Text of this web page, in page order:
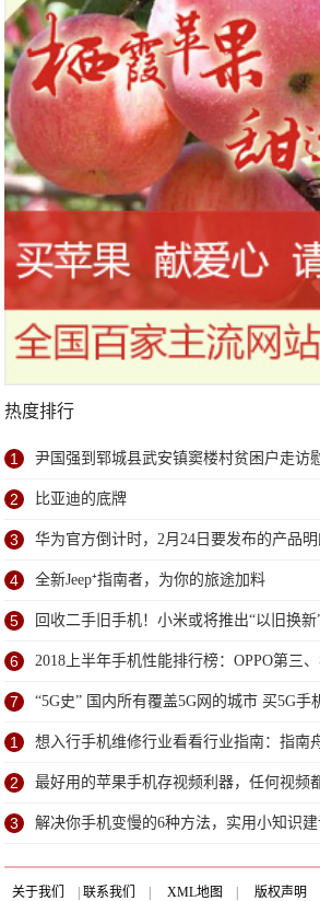
热度排行
1 尹国强到郓城县武安镇窦楼村贫困户走访
2 比亚迪的底牌
3 华为官方倒计时，2月24日要发布的产品
来了
4 全新Jeep⁺指南者，为你的旅途加料
5 回收二手旧手机！小米或将推出“以旧换新
6 2018上半年手机性能排行榜：OPPO第三
之无愧
7 “5G史” 国内所有覆盖5G网的城市 买5G手
没
1 想入行手机维修行业看看行业指南：指南
品
2 最好用的苹果手机存视频利器，任何视频
3 解决你手机变慢的6种方法，实用小知识建
关于我们 联系我们 XML地图 版权声明